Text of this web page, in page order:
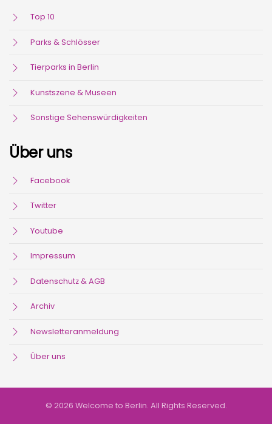
Top 10
Parks & Schlösser
Tierparks in Berlin
Kunstszene & Museen
Sonstige Sehenswürdigkeiten
Über uns
Facebook
Twitter
Youtube
Impressum
Datenschutz & AGB
Archiv
Newsletteranmeldung
Über uns
© 2026 Welcome to Berlin. All Rights Reserved.